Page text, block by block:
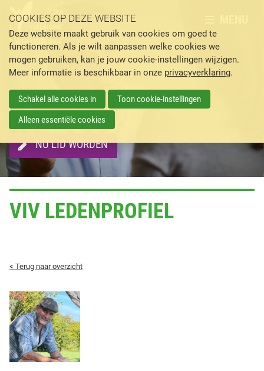
NU LID WORDEN
VIV LEDENPROFIEL
< Terug naar overzicht
COOKIES OP DEZE WEBSITE
Deze website maakt gebruik van cookies om goed te
functioneren. Als je wilt aanpassen welke cookies we
mogen gebruiken, kan je jouw cookie-instellingen wijzigen.
Meer informatie is beschikbaar in onze privacyverklaring.
Schakel alle cookies in
Toon cookie-instellingen
Alleen essentiële cookies